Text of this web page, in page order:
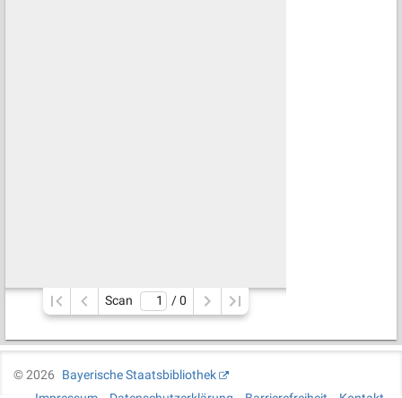
Scan / 0
©2026
Bayerische Staatsbibliothek